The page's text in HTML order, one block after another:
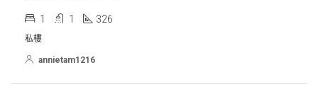
1 1 326
私樓
annietam1216